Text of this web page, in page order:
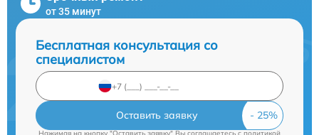
от 35 минут
Бесплатная консультация со
специалистом
Оставить заявку